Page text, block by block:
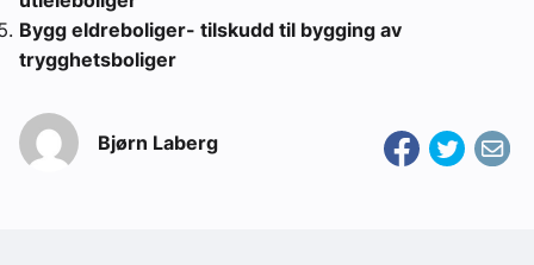
Bygg eldreboliger- tilskudd til bygging av
trygghetsboliger
Bjørn Laberg